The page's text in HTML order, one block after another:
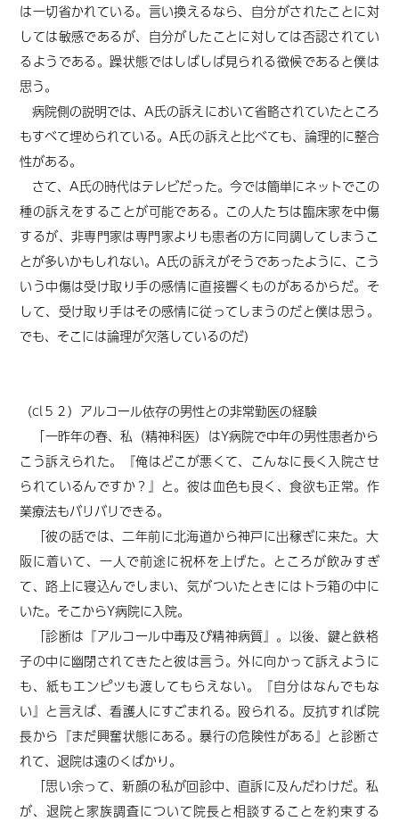
は一切省かれている。言い換えるなら、自分がされたことに対
しては敏感であるが、自分がしたことに対しては否認されてい
るようである。躁状態ではしばしば見られる徴候であると僕は
思う。
病院側の説明では、A氏の訴えにおいて省略されていたところ
もすべて埋められている。A氏の訴えと比べても、論理的に整合
性がある。
さて、A氏の時代はテレビだった。今では簡単にネットでこの
種の訴えをすることが可能である。この人たちは臨床家を中傷
するが、非専門家は専門家よりも患者の方に同調してしまうこ
とが多いかもしれない。A氏の訴えがそうであったように、こう
いう中傷は受け取り手の感情に直接響くものがあるからだ。そ
して、受け取り手はその感情に従ってしまうのだと僕は思う。
でも、そこには論理が欠落しているのだ）
（cl５２）アルコール依存の男性との非常勤医の経験
「一昨年の春、私（精神科医）はY病院で中年の男性患者から
こう訴えられた。『俺はどこが悪くて、こんなに長く入院させ
られているんですか？』と。彼は血色も良く、食欲も正常。作
業療法もバリバリできる。
「彼の話では、二年前に北海道から神戸に出稼ぎに来た。大
阪に着いて、一人で前途に祝杯を上げた。ところが飲みすぎ
て、路上に寝込んでしまい、気がついたときにはトラ箱の中に
いた。そこからY病院に入院。
「診断は『アルコール中毒及び精神病質』。以後、鍵と鉄格
子の中に幽閉されてきたと彼は言う。外に向かって訴えように
も、紙もエンピツも渡してもらえない。『自分はなんでもな
い』と言えば、看護人にすごまれる。殴られる。反抗すれば院
長から『まだ興奮状態にある。暴行の危険性がある』と診断さ
れて、退院は遠のくばかり。
「思い余って、新顔の私が回診中、直訴に及んだわけだ。私
が、退院と家族調査について院長と相談することを約束する